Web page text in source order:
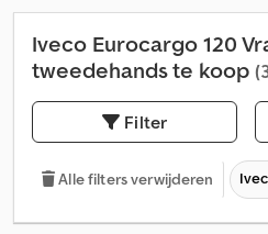
Iveco Eurocargo 120
tweedehands te koop
Filter
Alle filters verwijderen